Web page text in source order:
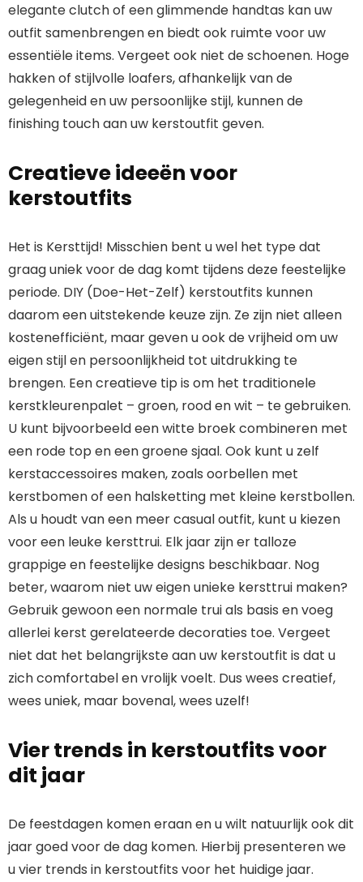
elegante clutch of een glimmende handtas kan uw
outfit samenbrengen en biedt ook ruimte voor uw
essentiële items. Vergeet ook niet de schoenen. Hoge
hakken of stijlvolle loafers, afhankelijk van de
gelegenheid en uw persoonlijke stijl, kunnen de
finishing touch aan uw kerstoutfit geven.
Creatieve ideeën voor
kerstoutfits
Het is Kersttijd! Misschien bent u wel het type dat
graag uniek voor de dag komt tijdens deze feestelijke
periode. DIY (Doe-Het-Zelf) kerstoutfits kunnen
daarom een uitstekende keuze zijn. Ze zijn niet alleen
kostenefficiënt, maar geven u ook de vrijheid om uw
eigen stijl en persoonlijkheid tot uitdrukking te
brengen. Een creatieve tip is om het traditionele
kerstkleurenpalet – groen, rood en wit – te gebruiken.
U kunt bijvoorbeeld een witte broek combineren met
een rode top en een groene sjaal. Ook kunt u zelf
kerstaccessoires maken, zoals oorbellen met
kerstbomen of een halsketting met kleine kerstbollen.
Als u houdt van een meer casual outfit, kunt u kiezen
voor een leuke kersttrui. Elk jaar zijn er talloze
grappige en feestelijke designs beschikbaar. Nog
beter, waarom niet uw eigen unieke kersttrui maken?
Gebruik gewoon een normale trui als basis en voeg
allerlei kerst gerelateerde decoraties toe. Vergeet
niet dat het belangrijkste aan uw kerstoutfit is dat u
zich comfortabel en vrolijk voelt. Dus wees creatief,
wees uniek, maar bovenal, wees uzelf!
Vier trends in kerstoutfits voor
dit jaar
De feestdagen komen eraan en u wilt natuurlijk ook dit
jaar goed voor de dag komen. Hierbij presenteren we
u vier trends in kerstoutfits voor het huidige jaar.